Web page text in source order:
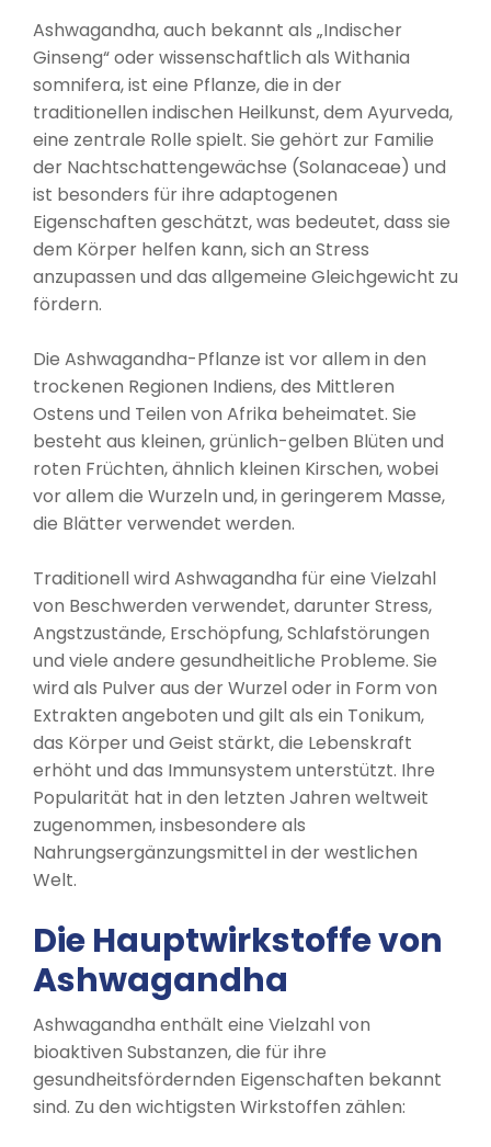
Ashwagandha, auch bekannt als „Indischer
Ginseng“ oder wissenschaftlich als Withania
somnifera, ist eine Pflanze, die in der
traditionellen indischen Heilkunst, dem Ayurveda,
eine zentrale Rolle spielt. Sie gehört zur Familie
der Nachtschattengewächse (Solanaceae) und
ist besonders für ihre adaptogenen
Eigenschaften geschätzt, was bedeutet, dass sie
dem Körper helfen kann, sich an Stress
anzupassen und das allgemeine Gleichgewicht zu
fördern.
Die Ashwagandha-Pflanze ist vor allem in den
trockenen Regionen Indiens, des Mittleren
Ostens und Teilen von Afrika beheimatet. Sie
besteht aus kleinen, grünlich-gelben Blüten und
roten Früchten, ähnlich kleinen Kirschen, wobei
vor allem die Wurzeln und, in geringerem Masse,
die Blätter verwendet werden.
Traditionell wird Ashwagandha für eine Vielzahl
von Beschwerden verwendet, darunter Stress,
Angstzustände, Erschöpfung, Schlafstörungen
und viele andere gesundheitliche Probleme. Sie
wird als Pulver aus der Wurzel oder in Form von
Extrakten angeboten und gilt als ein Tonikum,
das Körper und Geist stärkt, die Lebenskraft
erhöht und das Immunsystem unterstützt. Ihre
Popularität hat in den letzten Jahren weltweit
zugenommen, insbesondere als
Nahrungsergänzungsmittel in der westlichen
Welt.
Die Hauptwirkstoffe von
Ashwagandha
Ashwagandha enthält eine Vielzahl von
bioaktiven Substanzen, die für ihre
gesundheitsfördernden Eigenschaften bekannt
sind. Zu den wichtigsten Wirkstoffen zählen: